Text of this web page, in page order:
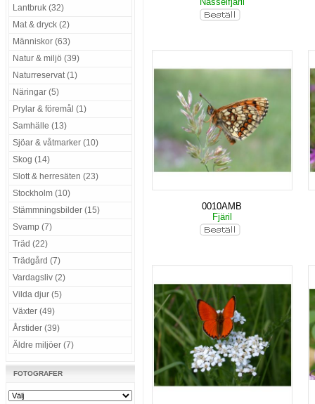
Lantbruk (32)
Mat & dryck (2)
Människor (63)
Natur & miljö (39)
Naturreservat (1)
Näringar (5)
Prylar & föremål (1)
Samhälle (13)
Sjöar & våtmarker (10)
Skog (14)
Slott & herresäten (23)
Stockholm (10)
Stämmningsbilder (15)
Svamp (7)
Träd (22)
Trädgård (7)
Vardagsliv (2)
Vilda djur (5)
Växter (49)
Årstider (39)
Äldre miljöer (7)
FOTOGRAFER
0010AMB
Fjäril